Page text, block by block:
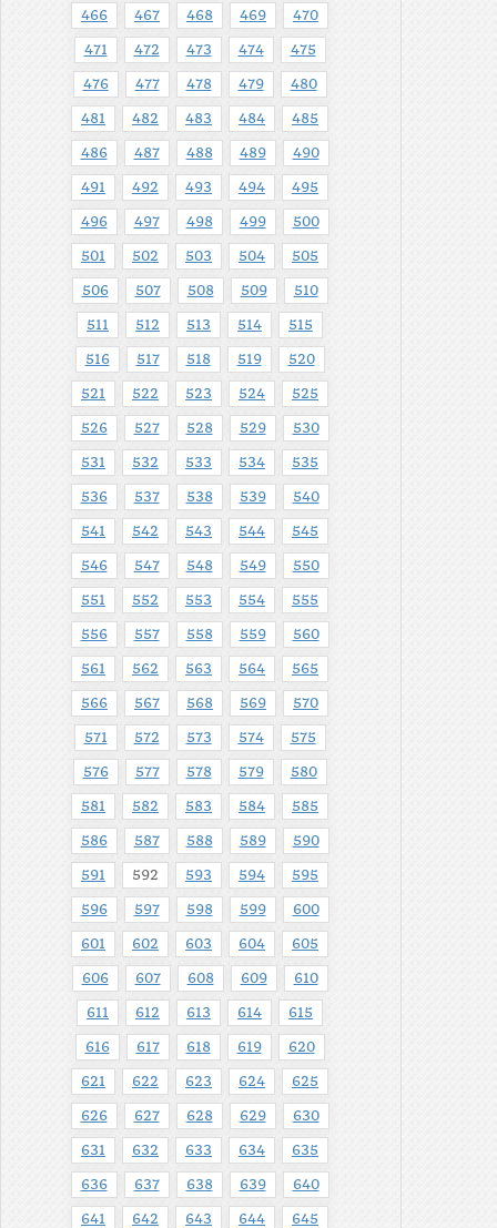
466 467 468 469 470
471 472 473 474 475
476 477 478 479 480
481 482 483 484 485
486 487 488 489 490
491 492 493 494 495
496 497 498 499 500
501 502 503 504 505
506 507 508 509 510
511 512 513 514 515
516 517 518 519 520
521 522 523 524 525
526 527 528 529 530
531 532 533 534 535
536 537 538 539 540
541 542 543 544 545
546 547 548 549 550
551 552 553 554 555
556 557 558 559 560
561 562 563 564 565
566 567 568 569 570
571 572 573 574 575
576 577 578 579 580
581 582 583 584 585
586 587 588 589 590
591 592 593 594 595
596 597 598 599 600
601 602 603 604 605
606 607 608 609 610
611 612 613 614 615
616 617 618 619 620
621 622 623 624 625
626 627 628 629 630
631 632 633 634 635
636 637 638 639 640
641 642 643 644 645